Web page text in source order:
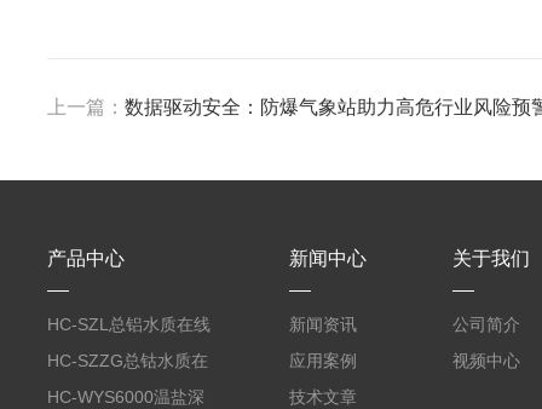
上一篇： 数据驱动安全：防爆气象站助力高危行业风险预
产品中心
HC-SZL总铝水质在线
分析仪
HC-SZZG总钴水质在
线分析仪
HC-WYS6000温盐深
新闻中心
新闻资讯
应用案例
技术文章
关于我们
公司简介
视频中心